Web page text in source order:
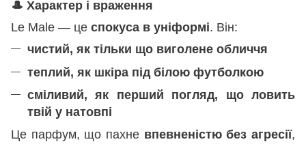
🎩 Характер і враження
Le Male — це спокуса в уніформі. Він:
чистий, як тільки що виголене обличчя
теплий, як шкіра під білою футболкою
сміливий, як перший погляд, що ловить
твій у натовпі
Це парфум, що пахне впевненістю без агресії,